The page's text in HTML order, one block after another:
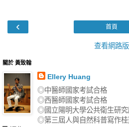
‹ 首頁
查看網路版
關於 黃致翰
Ellery Huang
◎中醫師國家考試合格
◎西醫師國家考試合格
◎國立陽明大學公共衛生研
◎第三屆人與自然科普寫作桂